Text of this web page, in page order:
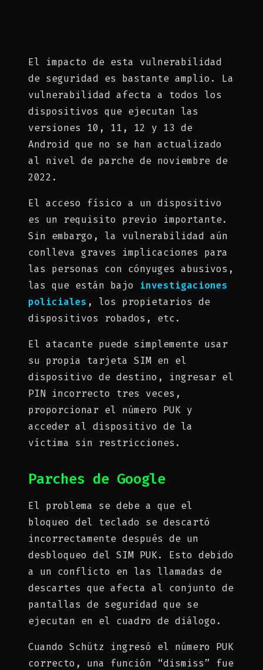
El impacto de esta vulnerabilidad
de seguridad es bastante amplio. La
vulnerabilidad afecta a todos los
dispositivos que ejecutan las
versiones 10, 11, 12 y 13 de
Android que no se han actualizado
al nivel de parche de noviembre de
2022.
El acceso físico a un dispositivo
es un requisito previo importante.
Sin embargo, la vulnerabilidad aún
conlleva graves implicaciones para
las personas con cónyuges abusivos,
las que están bajo investigaciones
policiales , los propietarios de
dispositivos robados, etc.
El atacante puede simplemente usar
su propia tarjeta SIM en el
dispositivo de destino, ingresar el
PIN incorrecto tres veces,
proporcionar el número PUK y
acceder al dispositivo de la
víctima sin restricciones.
Parches de Google
El problema se debe a que el
bloqueo del teclado se descartó
incorrectamente después de un
desbloqueo del SIM PUK. Esto debido
a un conflicto en las llamadas de
descartes que afecta al conjunto de
pantallas de seguridad que se
ejecutan en el cuadro de diálogo.
Cuando Schütz ingresó el número PUK
correcto, una función “dismiss” fue